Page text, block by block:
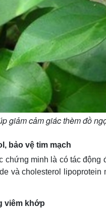
giảm cảm giác thèm đồ
bảo vệ tim mạch
chứng minh là có tác
và cholesterol
viêm khớp